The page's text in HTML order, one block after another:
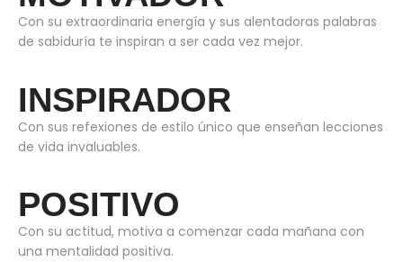
Con su extraordinaria energía y sus alentadoras palabras
de sabiduría te inspiran a ser cada vez mejor.
INSPIRADOR
Con sus refexiones de estilo único que enseñan lecciones
de vida invaluables.
POSITIVO
Con su actitud, motiva a comenzar cada mañana con
una mentalidad positiva.